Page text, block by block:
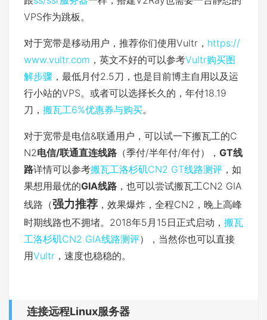
VPS作为跳板。
对于宽带是移动用户，推荐你们使用Vultr， https://
www.vultr.com ，英文不好的可以参考Vultr购买图
解步骤 ，最低月付2.5刀，也是目前博主自用以及运
行小站的VPS。或者可以选择长久的，年付18.19
刀， 搬瓦工6%优惠券与购买。
对于宽带是电信&联通用户，可以试一下搬瓦工的C
N2电信/联通直连线路 （季付/半年付/年付）， GT线
路详情可以参考搬瓦工洛杉矶CN2 GT线路测评 ，如
果想用最优的GIA线路 ，也可以尝试搬瓦工CN2 GIA
线路（强力推荐 ，效果爆炸，全程CN2，晚上高峰
时期线路也不拥堵。2018年5月15日正式启动， 搬瓦
工洛杉矶CN2 GIA线路测评），当然你也可以直接
用Vultr ，速度也稳稳的。
连接远程Linux服务器